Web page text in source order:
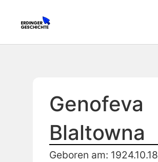
Genofeva
Blaltowna
Geboren am: 1924.10.18